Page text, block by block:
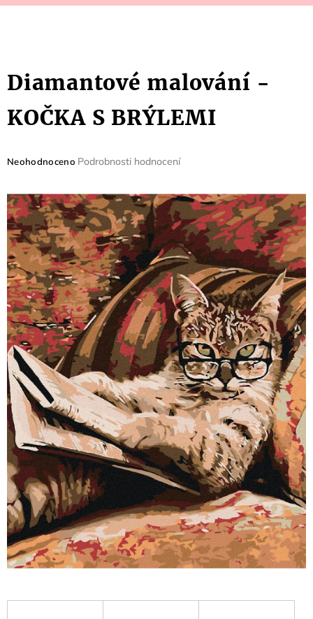
Diamantové malování -
KOČKA S BRÝLEMI
Průměrné
je
0,0
z
5
hvězdiček.
Neohodnoceno Podrobnosti hodnocení